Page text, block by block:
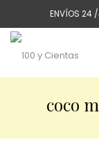
ENVÍOS 24
coco